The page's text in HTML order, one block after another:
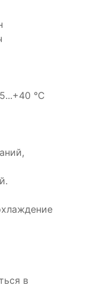
°C
в